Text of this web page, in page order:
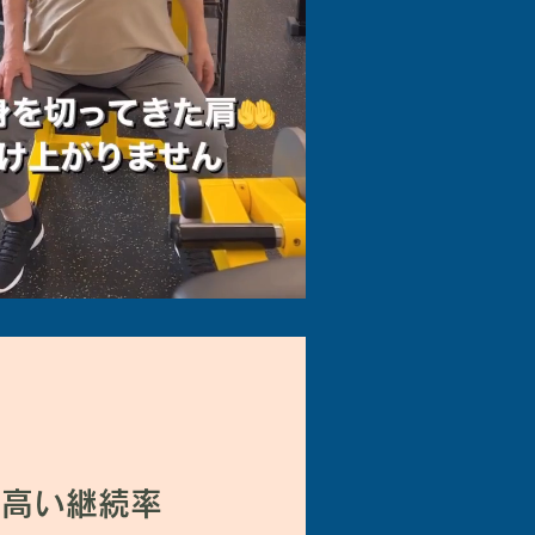
い継続率